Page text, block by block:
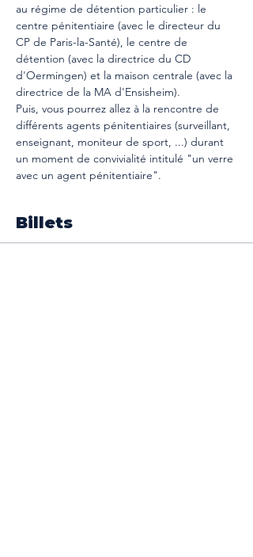
au régime de détention particulier : le
centre pénitentiaire (avec le directeur du
CP de Paris-la-Santé), le centre de
détention (avec la directrice du CD
d'Oermingen) et la maison centrale (avec la
directrice de la MA d'Ensisheim).
Puis, vous pourrez allez à la rencontre de
différents agents pénitentiaires (surveillant,
enseignant, moniteur de sport, ...) durant
un moment de convivialité intitulé "un verre
avec un agent pénitentiaire".
Billets